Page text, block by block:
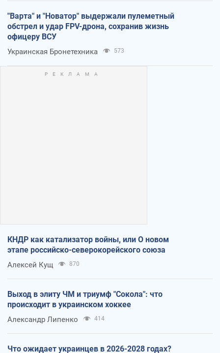
"Варта" и "Новатор" выдержали пулеметный
обстрел и удар FPV-дрона, сохранив жизнь
офицеру ВСУ
Украинская Бронетехника 573
КНДР как катализатор войны, или О новом
этапе российско-северокорейского союза
Алексей Кущ 870
Выход в элиту ЧМ и триумф "Сокола": что
происходит в украинском хоккее
Александр Липенко 414
Что ожидает украинцев в 2026-2028 годах?